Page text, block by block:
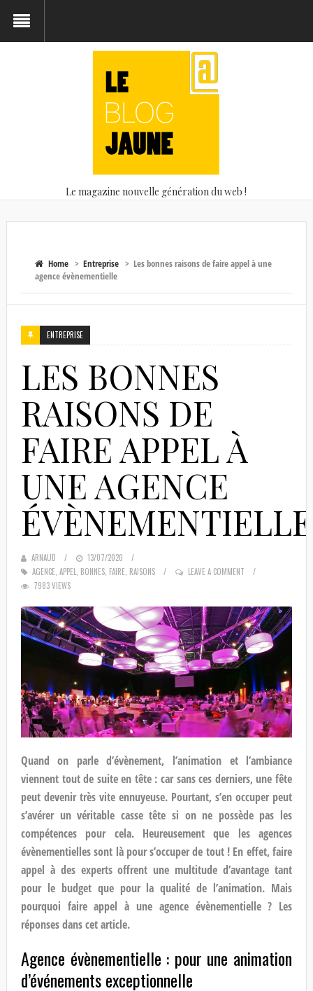
Le magazine nouvelle génération du web !
Home> Entreprise> Les bonnes raisons de faire appel à une
agence évènementielle
ENTREPRISE
LES BONNES
RAISONS DE
FAIRE APPEL À
UNE AGENCE
ÉVÈNEMENTIELLE
ARNAUD
POSTED
ON
13/07/2020
AGENCE APPEL BONNES, FAIRE RAISONS
LEAVE A COMMENT
7983 VIEWS
Quand on parle d’évènement, l’animation et l’ambiance
viennent tout de suite en tête : car sans ces derniers, une fête
peut devenir très vite ennuyeuse. Pourtant, s’en occuper peut
s’avérer un véritable casse tête si on ne possède pas les
compétences pour cela. Heureusement que les agences
évènementielles sont là pour s’occuper de tout ! En effet, faire
appel à des experts offrent une multitude d’avantage tant
pour le budget que pour la qualité de l’animation. Mais
pourquoi faire appel à une agence évènementielle ? Les
réponses dans cet article.
Agence évènementielle : pour une animation
d’événements exceptionnelle